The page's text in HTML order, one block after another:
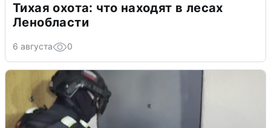
Тихая охота: что находят в лесах
Ленобласти
6 августа 0